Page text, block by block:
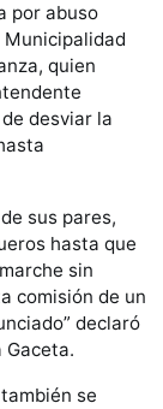
por abuso
quien
desviar la
sus pares,
hasta que
sin
comisión de un
declaró
Gaceta.
también se